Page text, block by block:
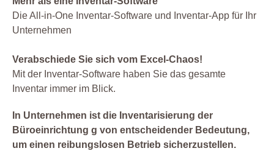
Die All-in-One Inventar-Software und Inventar-App für Ihr
Unternehmen
Verabschiede Sie sich vom Excel-Chaos!
Mit der Inventar-Software haben Sie das gesamte
Inventar immer im Blick.
In Unternehmen ist die Inventarisierung der
Büroeinrichtung g von entscheidender Bedeutung,
um einen reibungslosen Betrieb sicherzustellen.